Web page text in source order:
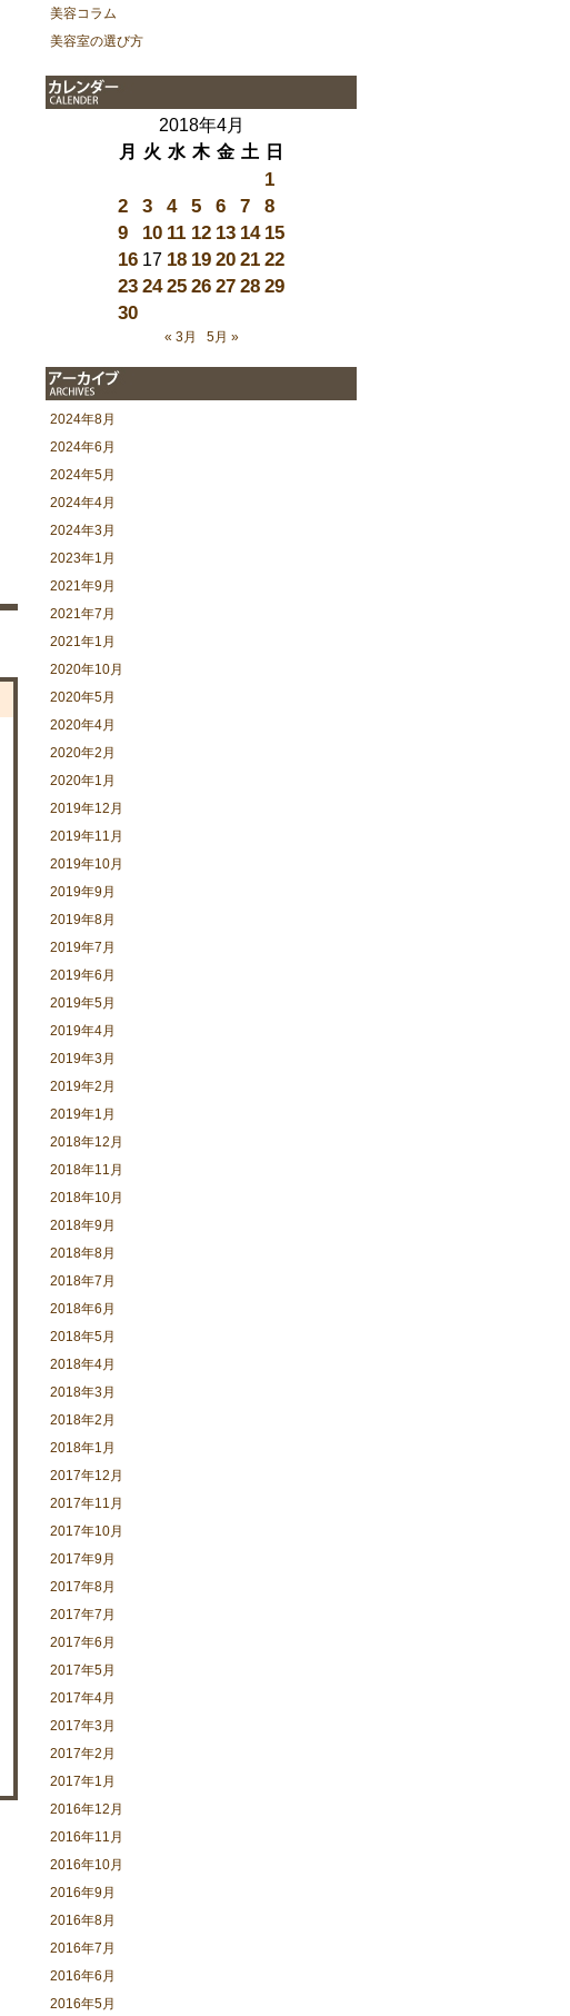
美容コラム
美容室の選び方
2018年4月
月
火 水 木 金 土 日
1
2
3 4 5 6 7
8
9
10 11 12 13 14 15
16 17 18 19 20 21 22
23 24 25 26 27 28 29
30
« 3月 5月 »
2024年8月
2024年6月
2024年5月
2024年4月
2024年3月
2023年1月
2021年9月
2021年7月
2021年1月
2020年10月
2020年5月
2020年4月
2020年2月
2020年1月
2019年12月
2019年11月
2019年10月
2019年9月
2019年8月
2019年7月
2019年6月
2019年5月
2019年4月
2019年3月
2019年2月
2019年1月
2018年12月
2018年11月
2018年10月
2018年9月
2018年8月
2018年7月
2018年6月
2018年5月
2018年4月
2018年3月
2018年2月
2018年1月
2017年12月
2017年11月
2017年10月
2017年9月
2017年8月
2017年7月
2017年6月
2017年5月
2017年4月
2017年3月
2017年2月
2017年1月
2016年12月
2016年11月
2016年10月
2016年9月
2016年8月
2016年7月
2016年6月
2016年5月